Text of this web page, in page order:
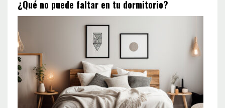
¿Qué no puede faltar en tu dormitorio?